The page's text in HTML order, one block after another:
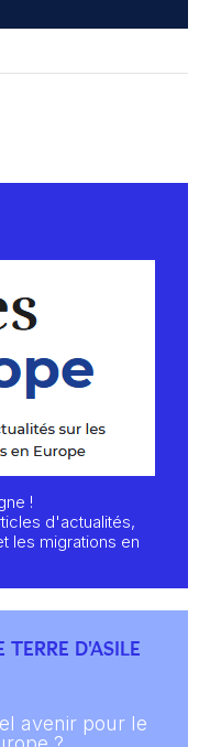
!
d'actualités,
les migrations en
D'ASILE
avenir pour le